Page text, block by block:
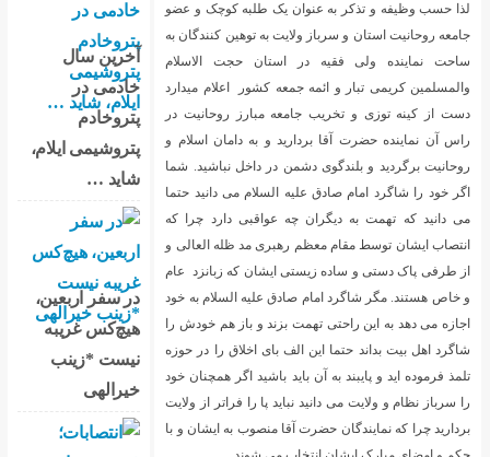
لذا حسب وظیفه و تذکر به عنوان یک طلبه کوچک و عضو
جامعه روحانیت استان و سرباز ولایت به توهین کنندگان به
ساحت نماینده ولی فقیه در استان حجت الاسلام
والمسلمین کریمی تبار و ائمه جمعه کشور اعلام میدارد
دست از کینه توزی و تخریب جامعه مبارز روحانیت در
راس آن نماینده حضرت آقا بردارید و به دامان اسلام و
روحانیت برگردید و بلندگوی دشمن در داخل نباشید. شما
اگر خود را شاگرد امام صادق علیه السلام می دانید حتما
می دانید که تهمت به دیگران چه عواقبی دارد چرا که
انتصاب ایشان توسط مقام معظم رهبری مد ظله العالی و
از طرفی پاک دستی و ساده زیستی ایشان که زبانزد عام
و خاص هستند. مگر شاگرد امام صادق علیه السلام به خود
اجازه می دهد به این راحتی تهمت بزند و باز هم خودش را
شاگرد اهل بیت بداند حتما این الف بای اخلاق را در حوزه
تلمذ فرموده اید و پایبند به آن باید باشید اگر همچنان خود
را سرباز نظام و ولایت می دانید نباید پا را فراتر از ولایت
بردارید چرا که نمایندگان حضرت آقا منصوب به ایشان و با
آخرین سال
خادمی در
پتروخادم
پتروشیمی ایلام،
شاید …
در سفر اربعین،
هیچ‌کس غریبه
نیست *زینب
خیرالهی